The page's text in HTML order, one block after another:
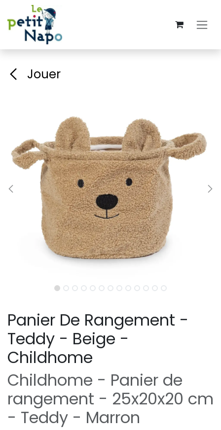
Se rendre au contenu
Jouer
Panier De Rangement -
Teddy - Beige -
Childhome
Childhome - Panier de
rangement - 25x20x20 cm
- Teddy - Marron